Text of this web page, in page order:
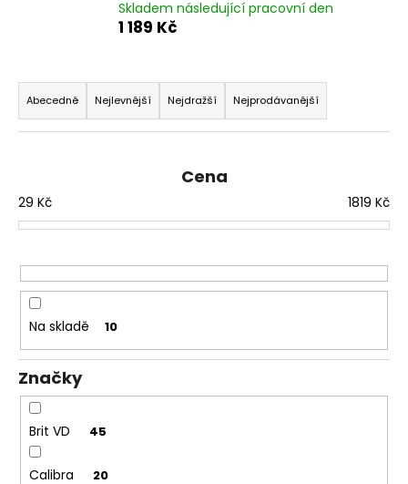
Skladem následující pracovní den
1 189 Kč
Ř
a
z
í
p
o
d
u
k
t
ů
Abecedně Nejlevnější Nejdražší Nejprodávanější
Cena
29 Kč 1819 Kč
Na skladě 10
Značky
Brit VD 45
Calibra 20
o
r
č
u
m
e